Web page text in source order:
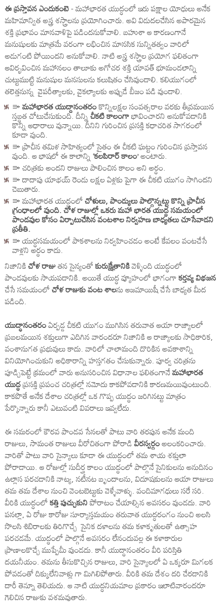
ఈ ప్రస్తావన ఎందుకంటె- మహాభారత యుద్ధంలో ఇరు పక్షాల యోధులు అనేక
మహిమాన్విత అస్త్ర శస్త్రాలను ప్రయోగించారు. అవి విడుదలచేసిన అపారమైన
శక్తి ప్రభావం మానవాళిపై పడిందనుకోవాలి. బహుశా ఆ కారణంగానే
మనుషులకు మాత్రమే వరంగా లభించిన మానసిక సున్నితత్వం వారిలో
అడుగంటి పోయిందని అనుకోవాలి. నాటి అస్త్ర శస్త్రాల ప్రయోగ ఫలితంగా
ఆవిర్భవించిన మహానలం తాలూకు అగోచర శక్తి యావత్ భూమండలాన్ని
చుట్టుముట్టి మనుషుల మనసులను కలుషితం చేసివుండాలి. కలియుగంలో
తలెత్తనున్న వైపరీత్యాలకు, వైకల్యాలకు అప్పుడే బీజం పడి వుండాలి.
⭄మహాభారత యుద్దానంతరంకొన్నిలక్షల సంవత్సరాల వరకు తీవ్రమయిన
స్తబ్ధత చోటుచేసుకుంది. దీన్నిచీకటి కాలంగాభావించారని అనుకోవడానికి
కొన్ని ఆధారాలు వున్నాయి. దీనిని గురించిన ప్రసక్తి కధాచరిత సాగరంలో
కూడా వుంది.
⭄ ప్రాచీన తమిళ సాహిత్యంలో సైతం ఈ చీకటి ఘట్టం గురించిన ప్రస్తావన
వుంది. ఆ భాషలో ఈ కాలాన్ని‘కలపిరార్ కాలం’అంటారు.
⭄ చరిత్రకు అందని రాజులు పాలించిన కాలం అని అర్ధం.
⭄ దాదాపు యాభయ్ రెండు లక్షల ఏళ్లకు పైగా ఈ చీకటి యుగం సాగిందని
చెబుతారు.
⭄ మహాభారత యుద్ధంలోచోళులు, పాండ్యులు పాల్గొన్నట్టు కొన్ని ప్రాచీన
గ్రంధాలలో వుంది. చోళ రాజుల్లో ఒకరు మహా భారత యుద్ధ సమయంలో
పాండవుల కోసం ఏర్పాటుచేసిన వంటశాల నిర్వహణ బాధ్యతలు చూసేవాడని
ప్రతీతి.
⭄ యుద్ధసమయంలో పాకశాలను నిర్వహించడం అంటే కేవలం వంటచేసే
వాళ్లని అర్ధం కాదు.
నిజానికిచోళ రాజుతన సైన్యంతోకురుక్షేత్రానికివెళ్ళింది యుద్ధంలో
పాండవులకు సాయపడానికి. అయితే యుద్ధ వ్యూహంలో భాగంగాకర్తవ్య విభజన
చేసే సమయంలోచోళ రాజుకు వంట శాలను ఆజమాయిషీ చేసే బాధ్యత మీద
పడింది.
యుద్ధానంతరంఏర్పడ్డ చీకటి యుగం ముగిసిన తరువాత ఆయా రాజ్యాలలో
ప్రబలమయిన శక్తులుగా ఎదిగిన వారందరూ నిజానికి ఆ రాజ్యాలకు సాధికారిక,
వంశానుగత ప్రభువులు కాదు. వారిలో చాలామంది దొరికిన అవకాశాన్ని
వినియోగించుకుని అధికారాన్ని హస్తగతం చేసుకున్నారు. పూర్వ చరిత్రను
పూడ్చిపెట్టే క్రమంలో వారు అనుసరించిన విధానాల ఫలితంగానేమహాభారత
యుద్ధప్రసక్తి ప్రపంచ చరిత్రల్లో నమోదు కాకపోవడానికి కారణమయివుంటుంది.
కాకపొతే అనేక దేశాల చరిత్రల్లో ఒక గొప్ప యుద్ధం జరిగినట్టు మాత్రం
పేర్కొన్నారు కానీ ఎటువంటి వివరాలు ఇవ్వలేదు.
ఈ సమరంలో కౌరవ పాండవ సేనలతో పాటు వారి తరపున అనేక మంది
రాజులు, సామంత రాజులు వీరోచితంగా పోరాడివీరస్వర్గంఅలంకరించారు.
వారితో పాటు వారి సైన్యాలు కూడా ఈ యుద్ధంలో తమ శాయ శక్తులా
పోరాడాయి. ఆ రోజుల్లో సుదీర్ఘ కాలం యుద్ధంలో పాల్గొనే సైనికులను అనుదినం
ఉల్లాస పరచడానికి నాట్య, నటీనట బృందాలను, విదూషకులను ఆయా రాజులు
తమ తమ దేశాల నుంచి వెంటబెట్టుకు వెళ్ళేవాళ్ళు. వందిమాగధులు సరే సరి.
వీరికి యుద్ధంలోకత్తి పుచ్చుకునిపోరాటం చేయాల్సిన అవసరం వుండదు. వారి
పనల్లా, ఏ రోజు కారోజు సూర్యాస్తమయం తరువాత యుద్ధరంగం నుంచి అలసి
సొలసి శిబిరాలకు తిరిగొచ్చే సైనిక దళాలను తమ కళాకృతులతో ఉత్సాహ
పరచడమే. యుద్ధంలో పాల్గొనే అవసరం లేనందువల్ల ఈ కళాకారుల
ప్రాణాలకొచ్చే ముప్పేమీ వుండదు. కానీ యుద్ధానంతరం వీరి పరిస్తితి
దయనీయం. తమను తీసుకొచ్చిన రాజులు, వారి సైన్యాలలో ఏ ఒక్కరూ మిగలక
పోవడంతో దిక్కులేనివాళ్లు గా మిగిలిపోతారు. వీరికి తమ దేశం దరి చేరడానికి
దారీ తెన్నూ తెలియదు. ఆ నాటి యుద్ధనియమాల ప్రకారం ఇలాటివారందరూ
గెలిచిన రాజుకు వశమవుతారు.